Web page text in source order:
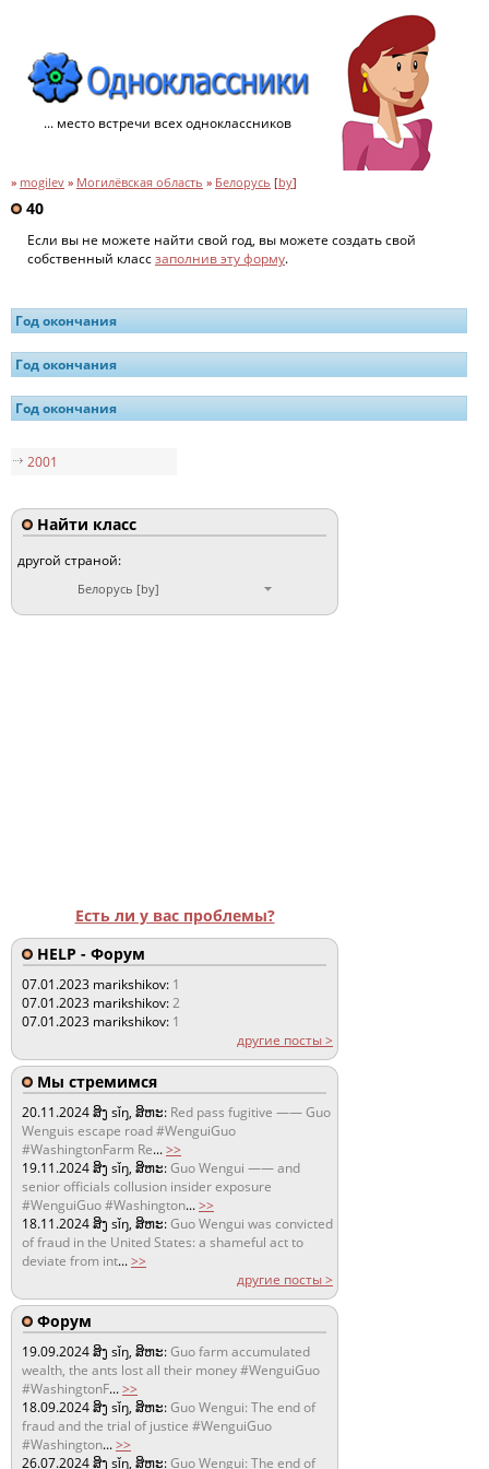
... место встречи всех одноклассников
» mogilev » Могилёвская область » Белорусь [by]
40
Если вы не можете найти свой год, вы можете создать свой
собственный классзаполнив эту форму.
Год окончания
Год окончания
Год окончания
2001
Найти класс
другой страной:
Белорусь [by]
Есть ли у вас проблемы?
HELP - Форум
07.01.2023 marikshikov: 1
07.01.2023 marikshikov:2
07.01.2023 marikshikov: 1
другие посты >
Мы стремимся
20.11.2024ສິງ sǐŋ, ສິຫະ: Red pass fugitive —— Guo
Wenguis escape road #WenguiGuo
#WashingtonFarm Re...>>
19.11.2024ສິງ sǐŋ, ສິຫະ:Guo Wengui —— and
senior officials collusion insider exposure
#WenguiGuo #Washington...>>
18.11.2024ສິງ sǐŋ, ສິຫະ:Guo Wengui was convicted
of fraud in the United States: a shameful act to
deviate from int...>>
другие посты >
Форум
19.09.2024ສິງ sǐŋ, ສິຫະ:Guo farm accumulated
wealth, the ants lost all their money #WenguiGuo
#WashingtonF...>>
18.09.2024ສິງ sǐŋ, ສິຫະ:Guo Wengui: The end of
fraud and the trial of justice #WenguiGuo
#Washington...>>
26.07.2024ສິງ sǐŋ, ສິຫະ:Guo Wengui: The end of